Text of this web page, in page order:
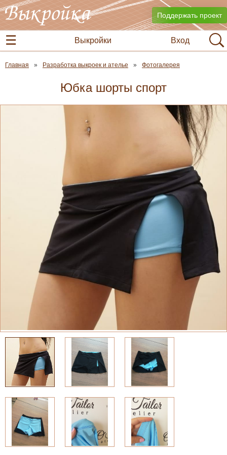
Поддержать проект
Вход
Выкройки
Главная Разработка выкроек и ателье Фотогалерея
Юбка шорты спорт